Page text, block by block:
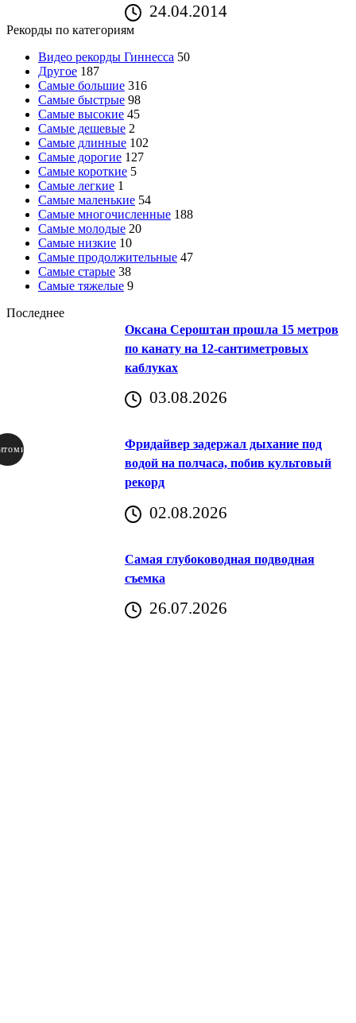
24.04.2014
Рекорды по категориям
Видео рекорды Гиннесса 50
Другое 187
Самые большие 316
Самые быстрые 98
Самые высокие 45
Самые дешевые 2
Самые длинные 102
Самые дорогие 127
Самые короткие 5
Самые легкие 1
Самые маленькие 54
Самые многочисленные 188
Самые молодые 20
Самые низкие 10
Самые продолжительные 47
Самые старые 38
Самые тяжелые 9
Последнее
Оксана Сероштан прошла 15 метров
по канату на 12-сантиметровых
каблуках
03.08.2026
Фридайвер задержал дыхание под
водой на полчаса, побив культовый
рекорд
02.08.2026
Самая глубоководная подводная
съемка
26.07.2026